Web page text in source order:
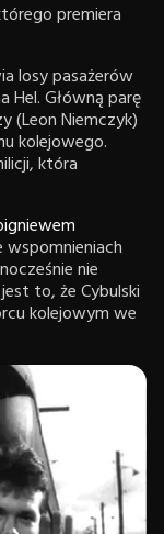
premiera
losy pasażerów
Hel. Główną parę
(Leon Niemczyk)
kolejowego.
która
nie
to, że Cybulski
kolejowym we